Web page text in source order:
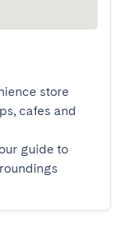
store
cafes and
guide to